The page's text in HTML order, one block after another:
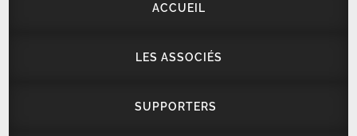
ACCUEIL
LES ASSOCIÉS
SUPPORTERS